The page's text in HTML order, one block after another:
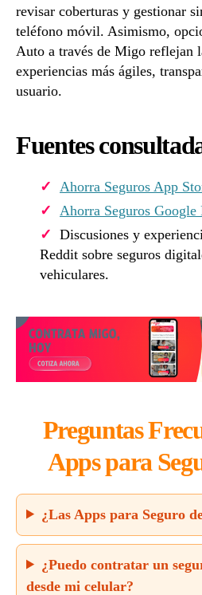
revisar coberturas y gestionar
teléfono móvil. Asimismo,
Auto a través de Migo reflejan
experiencias más ágiles,
usuario.
Fuentes
Ahorra Seguros App
Ahorra Seguros Google
Discusiones y
Reddit sobre seguros
vehiculares.
Preguntas
Apps para
¿Las Apps para Seguro
¿Puedo contratar un
desde mi celular?